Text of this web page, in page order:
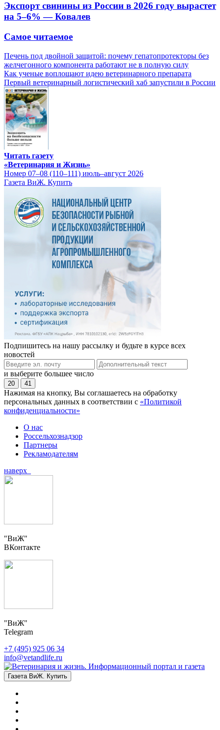
Экспорт свинины из России в 2026 году вырастет
на 5–6% — Ковалев
Самое читаемое
Печень под двойной защитой: почему гепатопротекторы без
желчегонного компонента работают не в полную силу
Как ученые воплощают идею ветеринарного препарата
Первый ветеринарный логистический хаб запустили в России
Читать газету
«Ветеринария и Жизнь»
Номер 07–08 (110–111) июль–август 2026
Газета ВиЖ. Купить
Подпишитесь на нашу рассылку и будьте в курсе всех
новостей
и выберите большее число
20 41
Нажимая на кнопку, Вы соглашаетесь на обработку
персональных данных в соответствии с «Политикой
конфиденциальности»
О нас
Россельхознадзор
Партнеры
Рекламодателям
наверх
"ВиЖ"
ВКонтакте
"ВиЖ"
Telegram
+7 (495) 925 06 34
info@vetandlife.ru
Газета ВиЖ. Купить